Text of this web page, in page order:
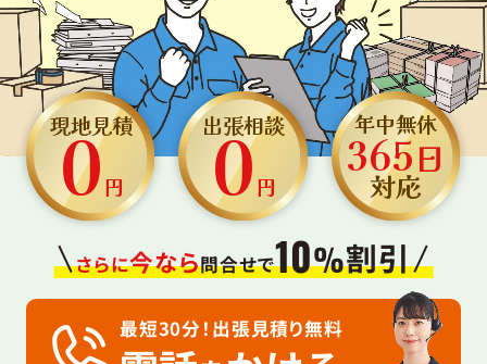
現地見積
0円
出張相談
0円
年中無休
365日
対応
さらに今なら問合せで10%割引
最短30分！出張見積り無料